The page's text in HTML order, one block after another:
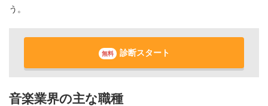
う。
無料 診断スタート
音楽業界の主な職種